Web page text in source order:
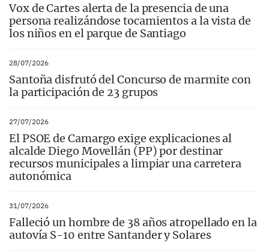
Vox de Cartes alerta de la presencia de una
persona realizándose tocamientos a la vista de
los niños en el parque de Santiago
28/07/2026
Santoña disfrutó del Concurso de marmite con
la participación de 23 grupos
27/07/2026
El PSOE de Camargo exige explicaciones al
alcalde Diego Movellán (PP) por destinar
recursos municipales a limpiar una carretera
autonómica
31/07/2026
Falleció un hombre de 38 años atropellado en la
autovía S-10 entre Santander y Solares